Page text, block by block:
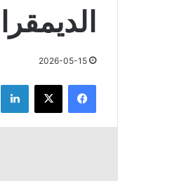
2026-05-15
فيسبوك X